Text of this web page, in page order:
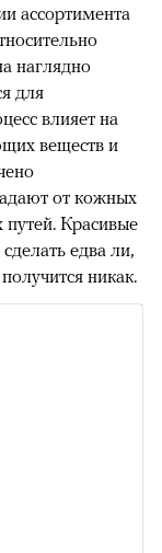
ассортимента
наглядно
для
влияет на
веществ и
от кожных
путей. Красивые
едва ли,
никак.